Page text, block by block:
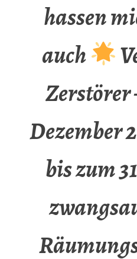
hassen
auch
Zerstörer
Dezember
bis zum